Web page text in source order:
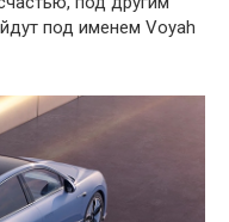
под именем Voyah